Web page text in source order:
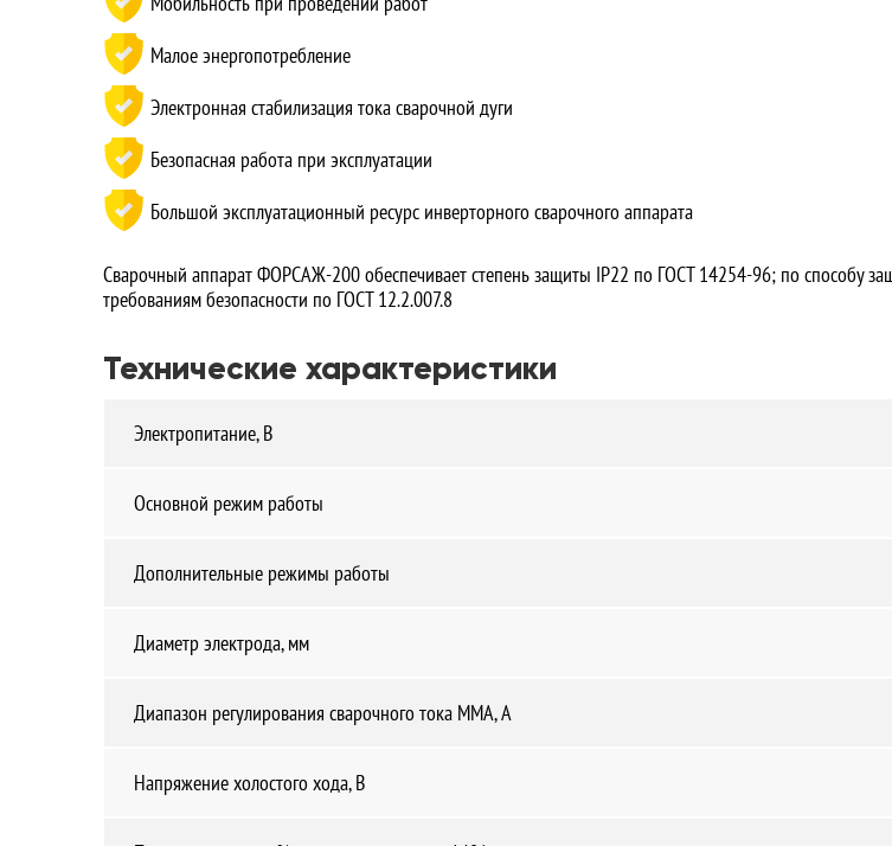
Малое энергопотребление
Электронная стабилизация тока сварочной дуги
Безопасная работа при эксплуатации
Большой эксплуатационный ресурс инверторного сварочного аппарата
Сварочный аппарат ФОРСАЖ-200 обеспечивает степень защиты IP22 по ГОСТ 14254-96; по способу
требованиям безопасности по ГОСТ 12.2.007.8
Технические характеристики
Электропитание, В
Основной режим работы
Дополнительные режимы работы
Диаметр электрода, мм
Диапазон регулирования сварочного тока ММА, А
Напряжение холостого хода, В